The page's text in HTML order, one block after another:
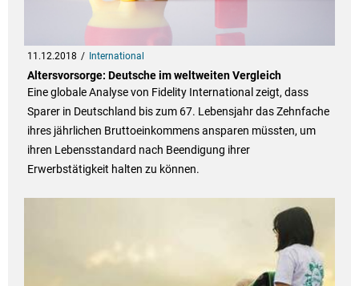
11.12.2018 International
Altersvorsorge: Deutsche im weltweiten Vergleich
Eine globale Analyse von Fidelity International zeigt, dass
Sparer in Deutschland bis zum 67. Lebensjahr das Zehnfache
ihres jährlichen Bruttoeinkommens ansparen müssten, um
ihren Lebensstandard nach Beendigung ihrer
Erwerbstätigkeit halten zu können.